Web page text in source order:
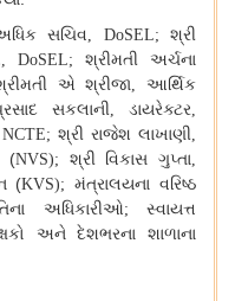
સચિવ , DoSEL; શ્રી
, DoSEL; શ્રીમતી અર્ચના
એ શ્રીજા ,આર્થિક
સકલાની ડાયરેક્ટર
, NCTE; શ્રી રાજેશ લાખાણી
(NVS); શ્રી વિકાસ ગુપ્તા
(KVS);મંત્રાલયના વરિષ્ઠ
અધિકારીઓ;સ્વાયત્ત
અને દેશભરના શાળાના